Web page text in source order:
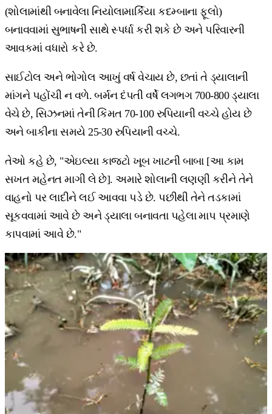
(શોલામાંથી બનાવેલા નિયોલામાર્કિયા કદમ્બાના ફૂલો)
બનાવવામાં સુભાષની સાથે સ્પર્ધા કરી શકે છે અને પરિવારની
આવકમાં વધારો કરે છે.
સાઈટોલ અને ભોગોલ આખું વર્ષ વેચાય છે, છતાં તે ડ્યાલાની
માંગને પહોંચી ન વળે. બર્મન દંપતી વર્ષે લગભગ 700-800 ડ્યાલા
વેચે છે, સિઝનમાં તેની કિંમત 70-100 રુપિયાની વચ્ચે હોય છે
અને બાકીના સમયે 25-30 રુપિયાની વચ્ચે.
તેઓ કહે છે, "એઇલ્યા કાજટો ખૂબ ખાટની બાબા [આ કામ
સખત મહેનત માગી લે છે]. અમારે શોલાની લણણી કરીને તેને
વાહનો પર લાદીને લઈ આવવા પડે છે. પછીથી તેને તડકામાં
સૂકવવામાં આવે છે અને ડ્યાલા બનાવતા પહેલા માપ પ્રમાણે
કાપવામાં આવે છે."